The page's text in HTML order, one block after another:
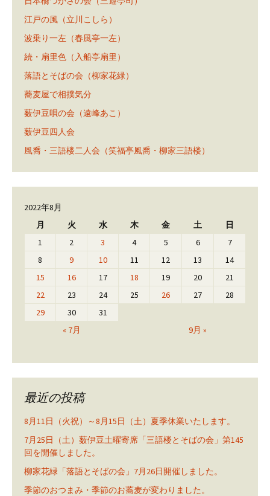
江戸の風（立川こしら）
波乗り一左（春風亭一左）
続・扇里色（入船亭扇里）
落語とそばの会（柳家花緑）
蕎麦屋で相撲気分
薮伊豆唄の会（遠峰あこ）
薮伊豆四人会
風喬・三語楼二人会（笑福亭風喬・柳家三語楼）
2022年8月
月
火 水 木 金 土 日
« 7月 9月 »
1 2 3 4 5 6
7
8
9 10 11 12 13
14
15
16 17 18 19 20
21
22
23 24 25 26 27
28
29
30 31
最近の投稿
8月11日（火祝）～8月15日（土）夏季休業いたします。
7月25日（土）薮伊豆土曜寄席「三語楼とそばの会」第145
回を開催しました。
柳家花緑「落語とそばの会」7月26日開催しました。
季節のおつまみ・季節のお蕎麦が変わりました。